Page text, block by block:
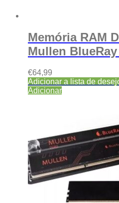
Memória RAM
Mullen BlueRay
€64,99
Adicionar a lista de
Adicionar